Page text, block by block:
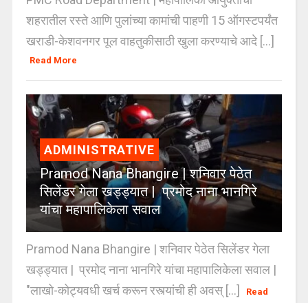
शहरातील रस्ते आणि पुलांच्या कामांची पाहणी 15 ऑगस्टपर्यंत
खराडी-केशवनगर पूल वाहतुकीसाठी खुला करण्याचे आदे [...]
Read More
ADMINISTRATIVE
Pramod Nana Bhangire | शनिवार पेठेत
सिलेंडर गेला खड्ड्यात | प्रमोद नाना भानगिरे
यांचा महापालिकेला सवाल
Pramod Nana Bhangire | शनिवार पेठेत सिलेंडर गेला
खड्ड्यात | प्रमोद नाना भानगिरे यांचा महापालिकेला सवाल |
"लाखो-कोट्यवधी खर्च करून रस्त्यांची ही अवस् [...]
Read